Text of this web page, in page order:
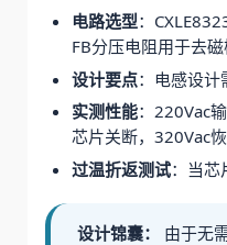
电路选型：
FB分压电阻用于去
设计要点：电感设
实测性能：220Vac
芯片关断，320Vac
过温折返测试：当芯
设计锦囊：
由于无